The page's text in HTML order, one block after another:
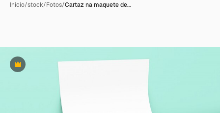
Início/stock/Fotos/Cartaz na maquete de…
Premium